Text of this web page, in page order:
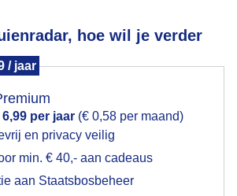
hoe wil je verder
/ jaar
6,99 per jaar (€ 0,58 per maand)
en privacy veilig
min. € 40,- aan cadeaus
aan Staatsbosbeheer
locatie gebruiken voor het
geen akkoord op hebt gegeven,
een pop-up uit je browser waarin